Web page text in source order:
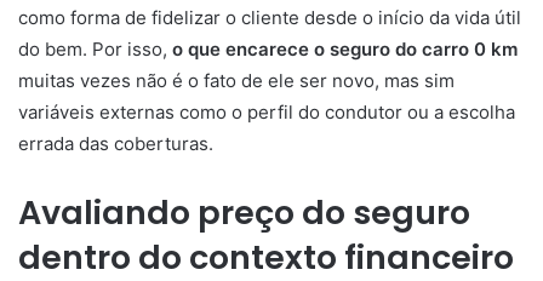
como forma de fidelizar o cliente desde o início da vida útil
do bem. Por isso, o que encarece o seguro do carro 0 km
muitas vezes não é o fato de ele ser novo, mas sim
variáveis externas como o perfil do condutor ou a escolha
errada das coberturas.
Avaliando preço do seguro
dentro do contexto financeiro